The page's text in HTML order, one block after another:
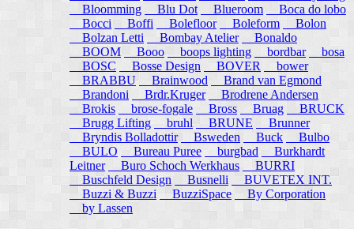
Bloomming
Blu Dot Blueroom
Boca do lobo
Bocci
Boffi Bolefloor Boleform
Bolon
Bolzan Letti
Bombay Atelier
Bonaldo
BOOM
Booo boops lighting bordbar
bosa
BOSC
Bosse Design BOVER
bower
BRABBU
Brainwood
Brand van Egmond
Brandoni
Brdr.Kruger
Brodrene Andersen
Brokis
brose-fogale Bross Bruag
BRUCK
Brugg Lifting
bruhl BRUNE
Brunner
Bryndis Bolladottir
Bsweden Buck
Bulbo
BULO
Bureau Puree burgbad
Burkhardt
Leitner
Buro Schoch Werkhaus
BURRI
Buschfeld Design
Busnelli
BUVETEX INT.
Buzzi & Buzzi
BuzziSpace By Corporation
by Lassen